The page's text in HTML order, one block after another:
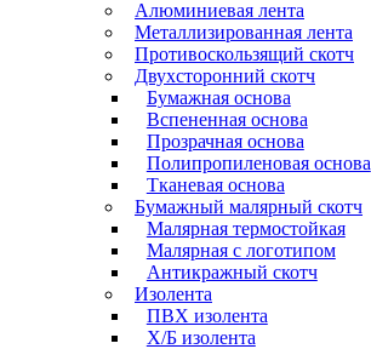
Алюминиевая лента
Металлизированная лента
Противоскользящий скотч
Двухсторонний скотч
Бумажная основа
Вспененная основа
Прозрачная основа
Полипропиленовая основа
Тканевая основа
Бумажный малярный скотч
Малярная термостойкая
Малярная с логотипом
Антикражный скотч
Изолента
ПВХ изолента
Х/Б изолента